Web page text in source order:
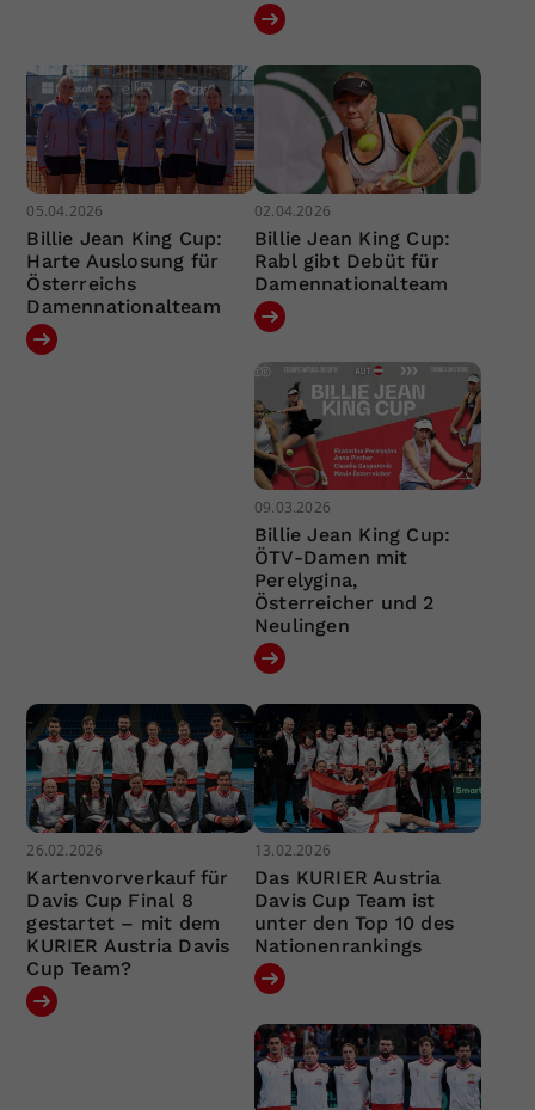
05.04.2026
Billie Jean King Cup:
Harte Auslosung für
Österreichs
Damennationalteam
02.04.2026
Billie Jean King Cup:
Rabl gibt Debüt für
Damennationalteam
09.03.2026
Billie Jean King Cup:
ÖTV-Damen mit
Perelygina,
Österreicher und 2
Neulingen
26.02.2026
Kartenvorverkauf für
Davis Cup Final 8
gestartet – mit dem
KURIER Austria Davis
Cup Team?
13.02.2026
Das KURIER Austria
Davis Cup Team ist
unter den Top 10 des
Nationenrankings